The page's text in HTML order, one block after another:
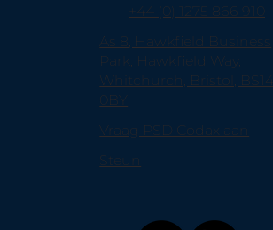
+44 (0) 1275 866 910
As 8, Hawkfield Business
Park, Hawkfield Way,
Whitchurch, Bristol, BS14
0BY
Vraag PSD Codax aan
Steun